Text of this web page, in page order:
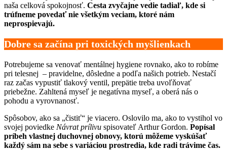
naša celková spokojnosť. Cesta zvyčajne vedie tadiaľ, kde si
trúfneme povedať nie všetkým veciam, ktoré nám
neprospievajú.
Dobre sa začína pri toxických myšlienkach
Potrebujeme sa venovať mentálnej hygiene rovnako, ako to robíme
pri telesnej – pravidelne, dôsledne a podľa našich potrieb. Nestačí
raz začas vypustiť tlakový ventil, prepätie treba uvoľňovať
priebežne. Zahltená myseľ je negatívna myseľ, a oberá nás o
pohodu a vyrovnanosť.
Spôsobov, ako sa „čistiť“ je viacero. Oslovilo ma, ako to vystihol vo
svojej poviedke Návrat prílivu spisovateľ Arthur Gordon. Popísal
príbeh vlastnej duchovnej obnovy, ktorú môžeme vyskúšať
každý sám na sebe s variáciou prostredia, kde radi trávime čas.